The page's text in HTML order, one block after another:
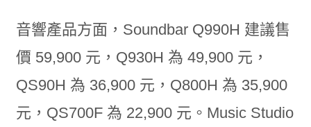
音響產品方面，Soundbar Q990H 建議售
價 59,900 元，Q930H 為 49,900 元，
QS90H 為 36,900 元，Q800H 為 35,900
元，QS700F 為 22,900 元。Music Studio